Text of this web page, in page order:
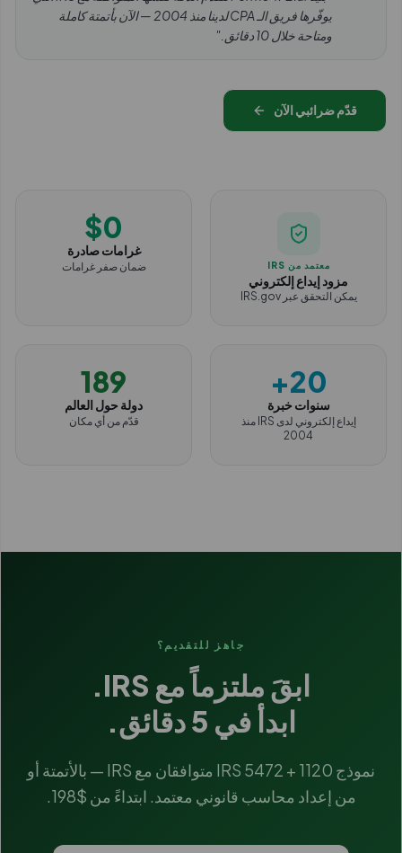
يوفّرها فريق الـ CPA لدينا منذ 2004 — الآن بأتمتة كاملة
ومتاحة خلال 10 دقائق."
قدّم ضرائبي الآن
معتمد من IRS
مزود إيداع إلكتروني
يمكن التحقق عبر IRS.gov
$0
غرامات صادرة
ضمان صفر غرامات
20
+
سنوات خبرة
إيداع إلكتروني لدى IRS منذ
2004
190
دولة حول العالم
قدّم من أي مكان
جاهز للتقديم؟
ابقَ ملتزماً مع IRS.
ابدأ في 5 دقائق.
نموذج IRS 5472 + 1120 متوافقان مع IRS — بالأتمتة أو
من إعداد محاسب قانوني معتمد. ابتداءً من $198.